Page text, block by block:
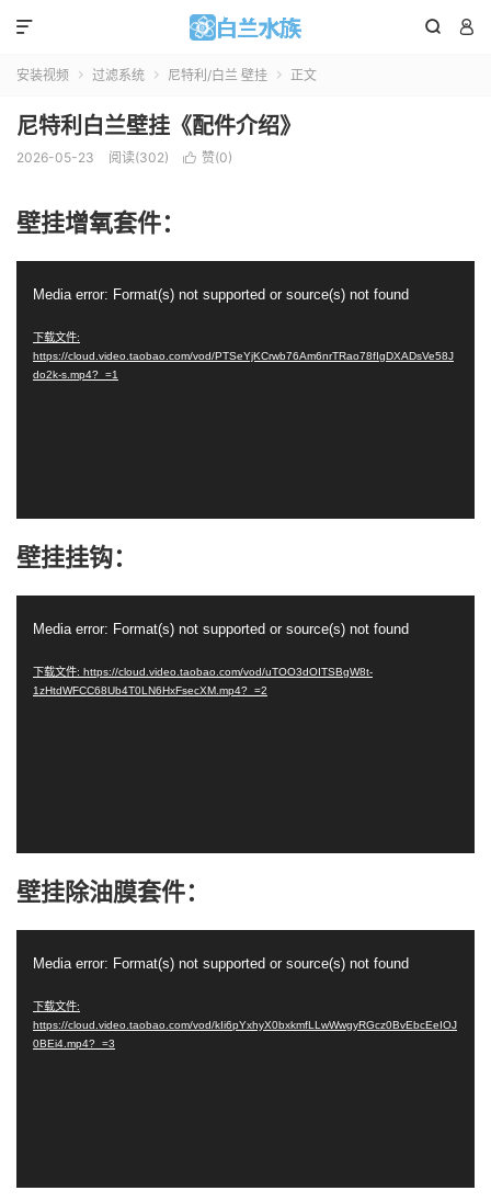
 

安装视频  过滤系统  尼特利/白兰 壁挂  正文
尼特利白兰壁挂《配件介绍》
2026-05-23 阅读(302)  赞(0)
壁挂增氧套件：
Media error: Format(s) not supported or source(s) not found
下载文件:
https://cloud.video.taobao.com/vod/PTSeYjKCrwb76Am6nrTRao78fIgDXADsVe58J
do2k-s.mp4?_=1
壁挂挂钩：
Media error: Format(s) not supported or source(s) not found
下载文件: https://cloud.video.taobao.com/vod/uTOO3dOITSBgW8t-
1zHtdWFCC68Ub4T0LN6HxFsecXM.mp4?_=2
壁挂除油膜套件：
Media error: Format(s) not supported or source(s) not found
下载文件:
https://cloud.video.taobao.com/vod/kIi6pYxhyX0bxkmfLLwWwgyRGcz0BvEbcEeIOJ
0BEi4.mp4?_=3